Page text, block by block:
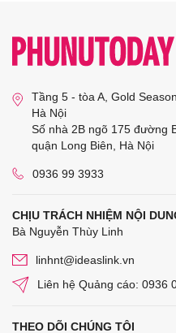
Tầng 5 - tòa A, Gold
Hà Nội
Số nhà 2B ngõ 175 đường
quận Long Biên, Hà Nội
0936 99 3933
CHỊU TRÁCH NHIỆM NỘI
Bà Nguyễn Thùy Linh
linhnt@ideaslink.vn
Liên hệ Quảng cáo: 0936
THEO DÕI CHÚNG TÔI